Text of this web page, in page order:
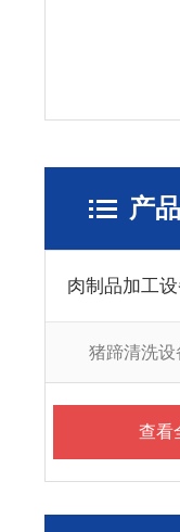
产
肉制品加工
猪蹄清洗设
查看